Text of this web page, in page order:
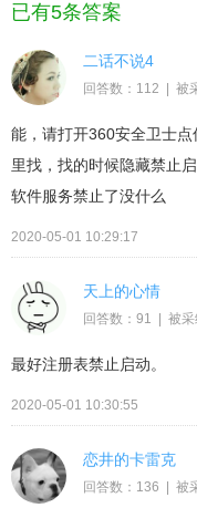
已有5条答案
二话不说4
回答数：112 | 被
能，请打开360安全卫士
里找，找的时候隐藏禁止
软件服务禁止了没什么
2020-05-01 10:29:17
天上的心情
回答数：91 | 被采
最好注册表禁止启动。
2020-05-01 10:30:55
恋井的卡雷克
回答数：136 | 被